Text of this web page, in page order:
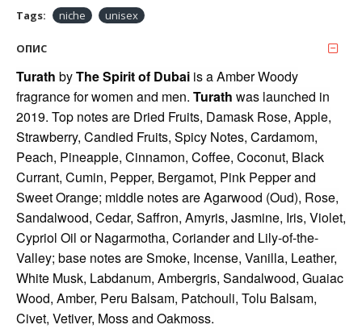
Tags: niche unisex
ОПИС
Turath byThe Spirit of Dubai is a Amber Woody
fragrance for women and men. Turath was launched in
2019. Top notes are Dried Fruits, Damask Rose, Apple,
Strawberry, Candied Fruits, Spicy Notes, Cardamom,
Peach, Pineapple, Cinnamon, Coffee, Coconut, Black
Currant, Cumin, Pepper, Bergamot, Pink Pepper and
Sweet Orange; middle notes are Agarwood (Oud), Rose,
Sandalwood, Cedar, Saffron, Amyris, Jasmine, Iris, Violet,
Cypriol Oil or Nagarmotha, Coriander and Lily-of-the-
Valley; base notes are Smoke, Incense, Vanilla, Leather,
White Musk, Labdanum, Ambergris, Sandalwood, Guaiac
Wood, Amber, Peru Balsam, Patchouli, Tolu Balsam,
Civet, Vetiver, Moss and Oakmoss.